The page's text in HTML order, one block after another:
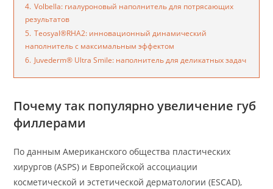
4. Volbella: гиалуроновый наполнитель для потрясающих
результатов
5. Teosyal®RHA2: инновационный динамический
наполнитель с максимальным эффектом
6. Juvederm® Ultra Smile: наполнитель для деликатных задач
Почему так популярно увеличение губ
филлерами
По данным Американского общества пластических
хирургов (ASPS) и Европейской ассоциации
косметической и эстетической дерматологии (ESCAD),